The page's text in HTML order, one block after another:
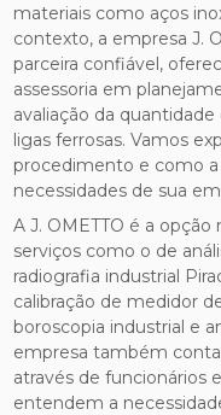
materiais como aços
contexto, a empresa J.
parceira confiável,
assessoria em
avaliação da
ligas ferrosas. Vamos
procedimento e como a
necessidades de sua
A J. OMETTO é a opção
serviços como o de
radiografia industrial
calibração de medidor
boroscopia industrial e
empresa também
através de funcionários
entendem a